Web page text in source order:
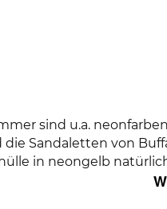
sind u.a.
Sandaletten von
in neongelb